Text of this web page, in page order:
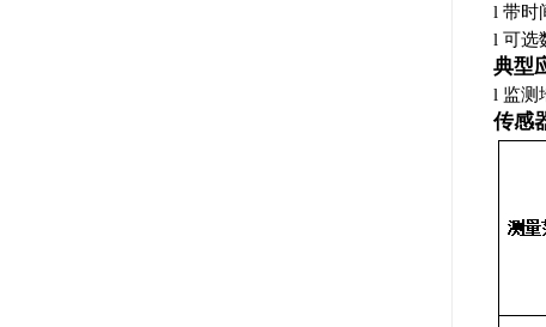
l 带时
l 可选
典型
l 监测
传感